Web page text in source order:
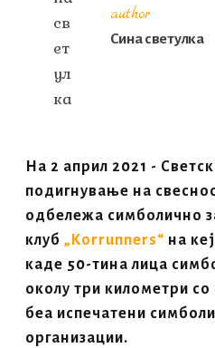
author
Сина светулка
На 2 април 2021 -
подигнување на
одбележа симболично
клуб „Korrunners“ на
каде 50-тина лица
околу три километри
беа испечатени
организации.